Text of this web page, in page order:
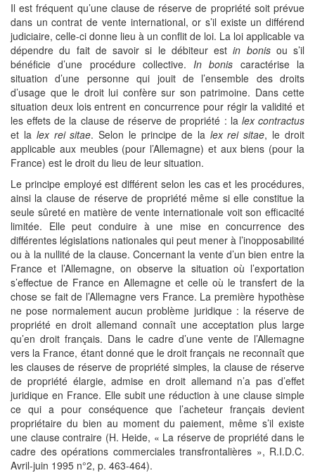
Il est fréquent qu’une clause de réserve de propriété soit prévue
dans un contrat de vente international, or s’il existe un différend
judiciaire, celle-ci donne lieu à un conflit de loi. La loi applicable va
dépendre du fait de savoir si le débiteur estin bonisou s’il
bénéficie d’une procédure collective.In bonis caractérise la
situation d’une personne qui jouit de l’ensemble des droits
d’usage que le droit lui confère sur son patrimoine. Dans cette
situation deux lois entrent en concurrence pour régir la validité et
les effets de la clause de réserve de propriété : la lex contractus
et la lex rei sitae. Selon le principe de la lex rei sitae, le droit
applicable aux meubles (pour l’Allemagne) et aux biens (pour la
France) est le droit du lieu de leur situation.
Le principe employé est différent selon les cas et les procédures,
ainsi la clause de réserve de propriété même si elle constitue la
seule sûreté en matière de vente internationale voit son efficacité
limitée. Elle peut conduire à une mise en concurrence des
différentes législations nationales qui peut mener à l’inopposabilité
ou à la nullité de la clause. Concernant la vente d’un bien entre la
France et l’Allemagne, on observe la situation où l’exportation
s’effectue de France en Allemagne et celle où le transfert de la
chose se fait de l’Allemagne vers France. La première hypothèse
ne pose normalement aucun problème juridique : la réserve de
propriété en droit allemand connaît une acceptation plus large
qu’en droit français. Dans le cadre d’une vente de l’Allemagne
vers la France, étant donné que le droit français ne reconnaît que
les clauses de réserve de propriété simples, la clause de réserve
de propriété élargie, admise en droit allemand n’a pas d’effet
juridique en France. Elle subit une réduction à une clause simple
ce qui a pour conséquence que l’acheteur français devient
propriétaire du bien au moment du paiement, même s’il existe
une clause contraire (H. Heide, « La réserve de propriété dans le
cadre des opérations commerciales transfrontalières », R.I.D.C.
Avril-juin 1995 n°2, p. 463-464).